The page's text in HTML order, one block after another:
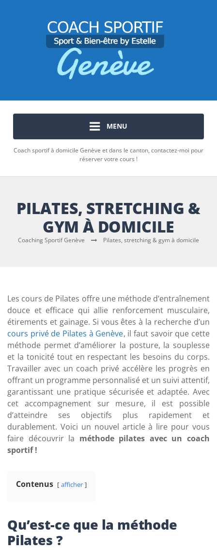
MENU
Coach sportif à domicile Genève et dans le canton, contactez-moi pour
réserver votre cours !
PILATES, STRETCHING &
GYM À DOMICILE
Coaching Sportif Genève Pilates, stretching & gym à domicile
Les cours de Pilates offre une méthode d’entraînement
douce et efficace qui allie renforcement musculaire,
étirements et gainage. Si vous êtes à la recherche d’un
cours privé de Pilates à Genève, il faut savoir que cette
méthode permet d’améliorer la posture, la souplesse
et la tonicité tout en respectant les besoins du corps.
Travailler avec un coach privé accélère les progrès en
offrant un programme personnalisé et un suivi attentif,
garantissant une pratique sécurisée et adaptée. Avec
cet accompagnement sur mesure, il est possible
d’atteindre ses objectifs plus rapidement et
durablement. Voici un nouvel article à lire pour vous
faire découvrir la méthode pilates avec un coach
sportif !
Contenus afficher
Qu’est-ce que la méthode
Pilates ?